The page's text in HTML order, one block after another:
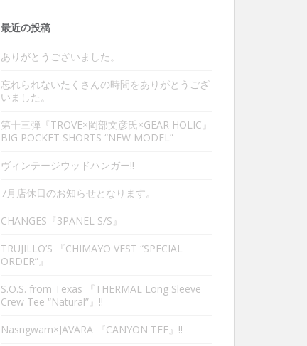
最近の投稿
ありがとうございました。
忘れられないたくさんの時間をありがとうござ
いました。
第十三弾『TROVE×岡部文彦氏×GEAR HOLIC』
BIG POCKET SHORTS “NEW MODEL”
ヴィンテージウッドハンガー‼︎
7月店休日のお知らせとなります。
CHANGES『3PANEL S/S』
TRUJILLO’S 『CHIMAYO VEST “SPECIAL
ORDER”』
S.O.S. from Texas 『THERMAL Long Sleeve
Crew Tee “Natural”』‼︎
Nasngwam×JAVARA 『CANYON TEE』‼︎